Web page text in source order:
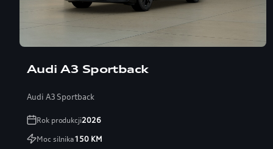
Audi A3 Sportback
Audi A3 Sportback
Rok produkcji2026
Moc silnika150KM